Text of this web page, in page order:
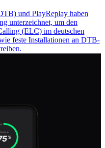
und PlayReplay haben
unterzeichnet, um den
(ELC) im deutschen
feste Installationen an DTB-